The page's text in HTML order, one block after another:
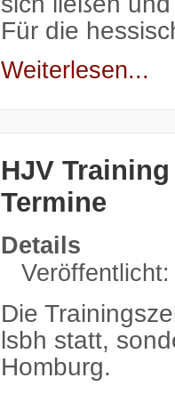
Für die
Weiterlesen...
HJV
Termine
Details
Die
lsbh statt,
Homburg.